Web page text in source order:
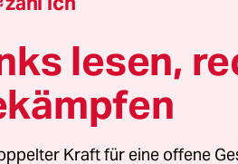
Die
auf die militärische
Eigentlich
Luftabwehr und
lesen,
Kraft für eine offene